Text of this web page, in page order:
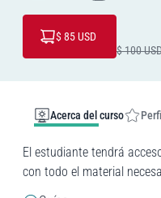
$ 100
$ 85USD
El estudiante tendrá
con todo el material
Acerca del curso